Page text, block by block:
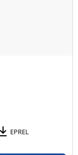
EPREL